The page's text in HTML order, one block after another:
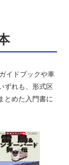
イドブックや車
ずれも、形式区
とめた入門書に